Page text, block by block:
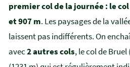
premier col de la journée : le
et 907 m. Les paysages de la
laissent pas indifférents. On
avec2 autres cols, le col de Bruel